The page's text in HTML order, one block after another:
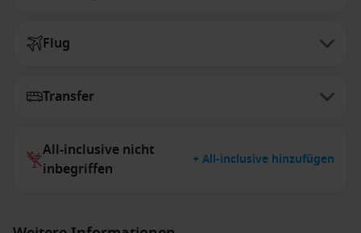
Flug
Transfer
All-inclusive nicht
inbegriffen
+ All-inclusive hinzufügen